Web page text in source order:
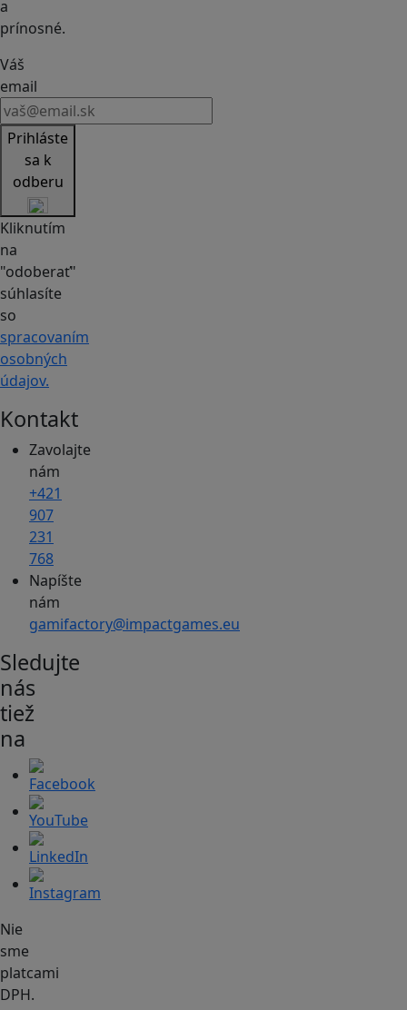
a
prínosné.
Váš
email
Prihláste
sa k
odberu
Kliknutím
na
"odoberať"
súhlasíte
so
spracovaním
osobných
údajov.
Kontakt
Zavolajte
nám
+421
907
231
768
Napíšte
nám
gamifactory@impactgames.eu
Sledujte
nás
tiež
na
Nie
sme
platcami
DPH.